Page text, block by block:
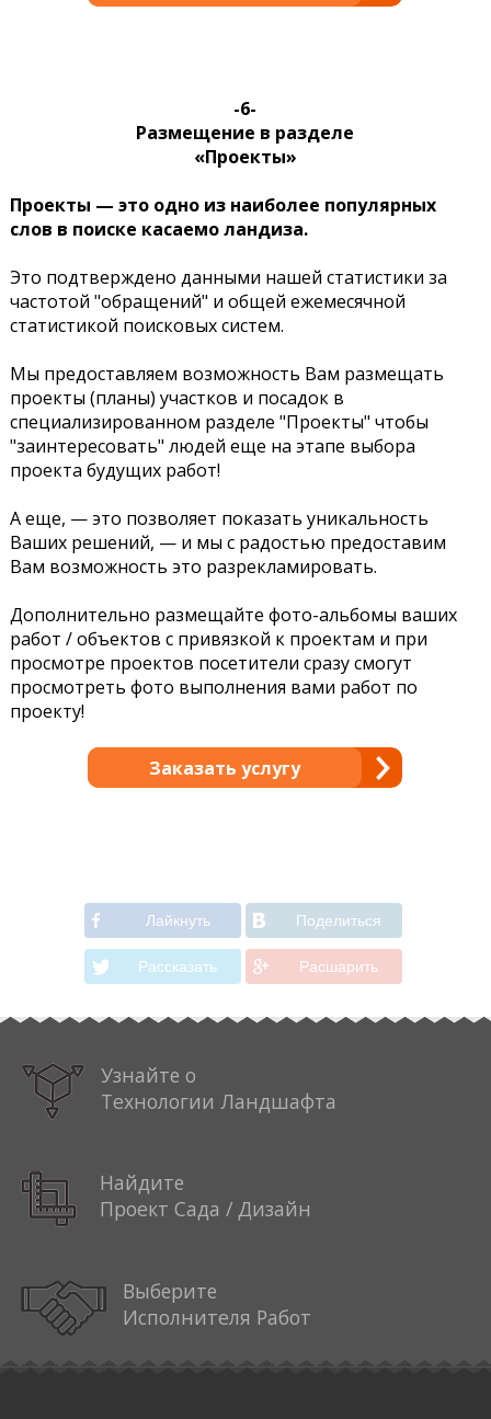
-6-
Размещение в разделе
«Проекты»
Проекты — это одно из наиболее популярных
слов в поиске касаемо ландиза.
Это подтверждено данными нашей статистики за
частотой "обращений" и общей ежемесячной
статистикой поисковых систем.
Мы предоставляем возможность Вам размещать
проекты (планы) участков и посадок в
специализированном разделе "Проекты" чтобы
"заинтересовать" людей еще на этапе выбора
проекта будущих работ!
А еще, — это позволяет показать уникальность
Ваших решений, — и мы с радостью предоставим
Вам возможность это разрекламировать.
Дополнительно размещайте фото-альбомы ваших
работ / объектов с привязкой к проектам и при
просмотре проектов посетители сразу смогут
просмотреть фото выполнения вами работ по
проекту!
Заказать услугу
Лайкнуть Поделиться
Рассказать Расшарить
Узнайте о
Технологии Ландшафта
Найдите
Проект Сада / Дизайн
Выберите
Исполнителя Работ